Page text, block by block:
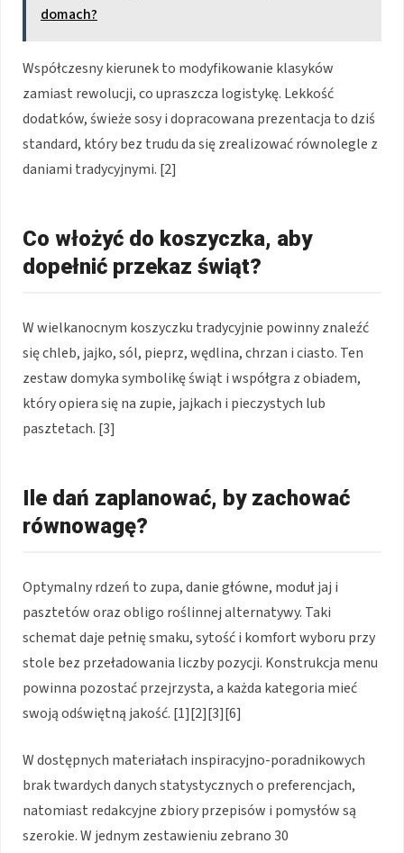
domach?
Współczesny kierunek to modyfikowanie klasyków
zamiast rewolucji, co upraszcza logistykę. Lekkość
dodatków, świeże sosy i dopracowana prezentacja to dziś
standard, który bez trudu da się zrealizować równolegle z
daniami tradycyjnymi. [2]
Co włożyć do koszyczka, aby
dopełnić przekaz świąt?
W wielkanocnym koszyczku tradycyjnie powinny znaleźć
się chleb, jajko, sól, pieprz, wędlina, chrzan i ciasto. Ten
zestaw domyka symbolikę świąt i współgra z obiadem,
który opiera się na zupie, jajkach i pieczystych lub
pasztetach. [3]
Ile dań zaplanować, by zachować
równowagę?
Optymalny rdzeń to zupa, danie główne, moduł jaj i
pasztetów oraz obligo roślinnej alternatywy. Taki
schemat daje pełnię smaku, sytość i komfort wyboru przy
stole bez przeładowania liczby pozycji. Konstrukcja menu
powinna pozostać przejrzysta, a każda kategoria mieć
swoją odświętną jakość. [1][2][3][6]
W dostępnych materiałach inspiracyjno-poradnikowych
brak twardych danych statystycznych o preferencjach,
natomiast redakcyjne zbiory przepisów i pomysłów są
szerokie. W jednym zestawieniu zebrano 30